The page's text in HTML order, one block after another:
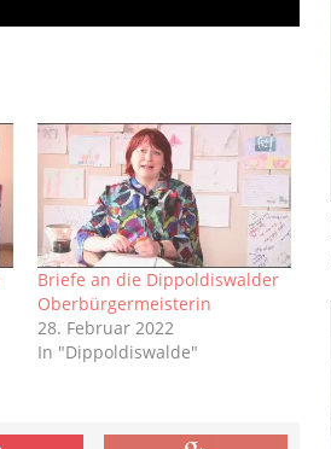
Briefe an die Dippoldiswalder
Oberbürgermeisterin
28. Februar 2022
In "Dippoldiswalde"